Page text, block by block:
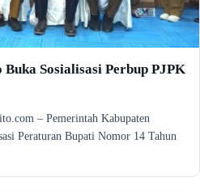
Sosialisasi Perbup PJPK
– Pemerintah Kabupaten
Peraturan Bupati Nomor 14 Tahun